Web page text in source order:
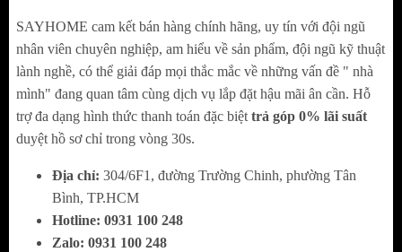
Ứng dụng linh hoạt:
Thích hợp sử dụng cho tủ bếp, tủ quần áo, tủ
rượu, ngăn kéo, phòng ngủ, phòng khách hay
phòng tắm, mang đến sự đồng điệu và đẳng
Thông số kỹ thuật của T
SH8V8T5D9D
SAYHOME cam kết bán hàng chính hãng, uy tín với đội ngũ
nhân viên chuyên nghiệp, am hiểu về sản phẩm, đội ngũ kỹ thuật
lành nghề, có thể giải đáp mọi thắc mắc về những vấn đề " nhà
mình" đang quan tâm cùng dịch vụ lắp đặt hậu mãi ân cần. Hỗ
trợ đa dạng hình thức thanh toán đặc biệt trả góp 0% lãi suất
duyệt hồ sơ chỉ trong vòng 30s.
Địa chỉ: 304/6F1, đường Trường Chinh, phường Tân
Bình, TP.HCM
Hotline: 0931 100 248
Zalo: 0931 100 248